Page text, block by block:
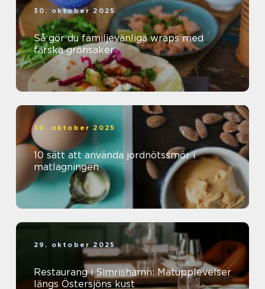
30. oktober 2025
Så gör du familjevänliga wraps med
färska grönsaker
30. oktober 2025
10 sätt att använda jordnötssmör i
matlagningen
29. oktober 2025
Restaurang i Simrishamn: Matupplevelser
längs Östersjöns kust